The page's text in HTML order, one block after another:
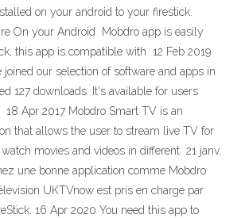
on your android to your firestick.
On your Android Mobdro app is easily
this app is compatible with 12 Feb 2019
joined our selection of software and apps in
127 downloads. It's available for users
Apr 2017 Mobdro Smart TV is an
that allows the user to stream live TV for
movies and videos in different 21 janv.
une bonne application comme Mobdro
UKTVnow est pris en charge par
16 Apr 2020 You need this app to